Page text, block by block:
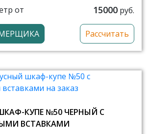
от
15000 руб.
Рассчитать
КУПЕ №50 ЧЕРНЫЙ С
ВСТАВКАМИ